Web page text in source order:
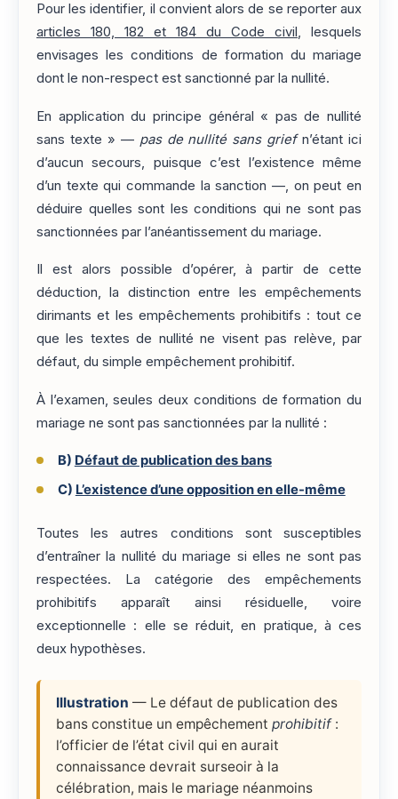
Pour les identifier, il convient alors de se reporter aux
articles 180, 182 et 184 du Code civil , lesquels
envisages les conditions de formation du mariage
dont le non-respect est sanctionné par la nullité.
En application du principe général « pas de nullité
sans texte » — pas de nullité sans griefn’étant ici
d’aucun secours, puisque c’est l’existence même
d’un texte qui commande la sanction —, on peut en
déduire quelles sont les conditions qui ne sont pas
sanctionnées par l’anéantissement du mariage.
Il est alors possible d’opérer, à partir de cette
déduction, la distinction entre les empêchements
dirimants et les empêchements prohibitifs : tout ce
que les textes de nullité ne visent pas relève, par
défaut, du simple empêchement prohibitif.
À l’examen, seules deux conditions de formation du
mariage ne sont pas sanctionnées par la nullité :
B) Défaut de publication des bans
C) L’existence d’une opposition en elle-même
Toutes les autres conditions sont susceptibles
d’entraîner la nullité du mariage si elles ne sont pas
respectées. La catégorie des empêchements
prohibitifs apparaît ainsi résiduelle, voire
exceptionnelle : elle se réduit, en pratique, à ces
deux hypothèses.
Illustration — Le défaut de publication des
bans constitue un empêchement prohibitif:
l’officier de l’état civil qui en aurait
connaissance devrait surseoir à la
célébration, mais le mariage néanmoins